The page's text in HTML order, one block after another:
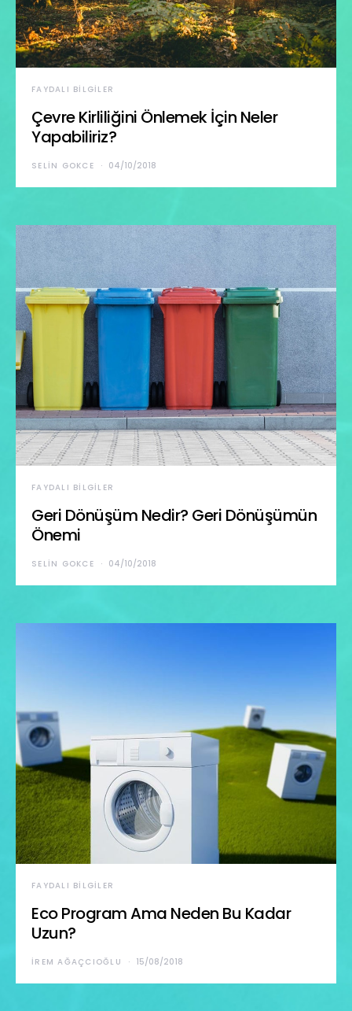
FAYDALI BILGILER
Çevre Kirliliğini Önlemek İçin Neler
Yapabiliriz?
SELIN GOKCE 04/10/2018
FAYDALI BILGILER
Geri Dönüşüm Nedir? Geri Dönüşümün
Önemi
SELIN GOKCE 04/10/2018
FAYDALI BILGILER
Eco Program Ama Neden Bu Kadar
Uzun?
İREM AĞAÇCIOĞLU 15/08/2018